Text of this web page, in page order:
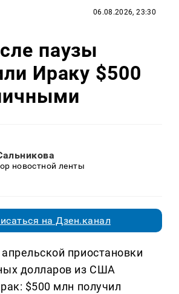
06.08.2026, 23:30
паузы
Ираку $500
новостной ленты
на Дзен.канал
приостановки
долларов из США
$500 млн получил